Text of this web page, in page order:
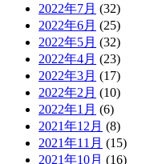
2022年7月 (32)
2022年6月 (25)
2022年5月 (32)
2022年4月 (23)
2022年3月 (17)
2022年2月 (10)
2022年1月 (6)
2021年12月 (8)
2021年11月 (15)
2021年10月 (16)